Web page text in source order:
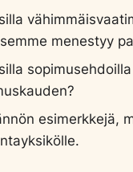
menestyy
esimerkkejä,